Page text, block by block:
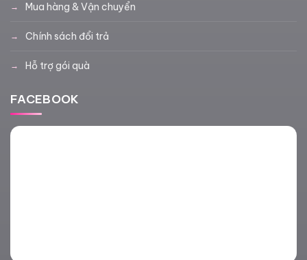
Mua hàng & Vận chuyển
Chính sách đổi trả
Hỗ trợ gói quà
FACEBOOK